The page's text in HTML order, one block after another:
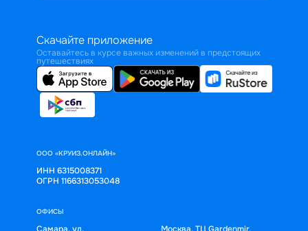
Скачайте приложение
Оставайтесь в курсе важных изменений в предстоящих
путешествиях
ООО «КРУИЗ.ОНЛАЙН»
ИНН 6315008371
ОГРН 1166313053048
ОФИСЫ